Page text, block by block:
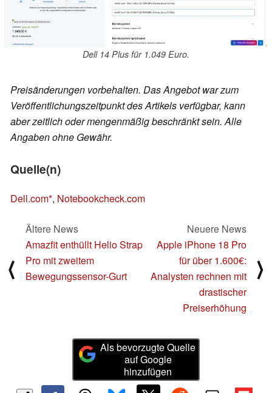
Dell 14 Plus für 1.049 Euro.
Preisänderungen vorbehalten. Das Angebot war zum
Veröffentlichungszeitpunkt des Artikels verfügbar, kann
aber zeitlich oder mengenmäßig beschränkt sein. Alle
Angaben ohne Gewähr.
Quelle(n)
Dell.com , Notebookcheck.com
⟨
Ältere News
Amazfit enthüllt Helio Strap
Pro mit zweitem
Bewegungssensor-Gurt
Neuere News
Apple iPhone 18 Pro
für über 1.600€:
Analysten rechnen mit
drastischer
Preiserhöhung
⟩
Als bevorzugte Quelle
auf Google
hinzufügen